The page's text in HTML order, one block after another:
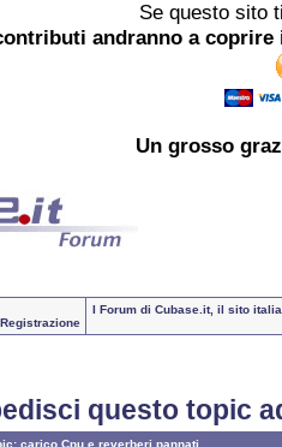
Se questo sito
andranno a
Un grosso
Registrazione
I Forum di Cubase.it, il sito
questo topic